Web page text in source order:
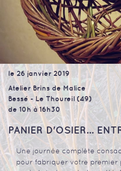
le 26 janvier 2019
Atelier Brins de Malice
Bessé - Le Thoureil (49)
de 10h à 16h30
PANIER D'OSIER...
Une journée complète
pour fabriquer votre premier